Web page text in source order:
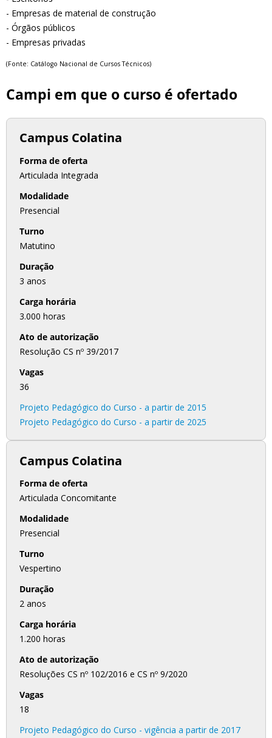
- Empresas de material de construção
- Órgãos públicos
- Empresas privadas
(Fonte: Catálogo Nacional de Cursos Técnicos)
Campi em que o curso é ofertado
Campus Colatina
Forma de oferta
Articulada Integrada
Modalidade
Presencial
Turno
Matutino
Duração
3 anos
Carga horária
3.000 horas
Ato de autorização
Resolução CS nº 39/2017
Vagas
36
Projeto Pedagógico do Curso - a partir de 2015
Projeto Pedagógico do Curso - a partir de 2025
Campus Colatina
Forma de oferta
Articulada Concomitante
Modalidade
Presencial
Turno
Vespertino
Duração
2 anos
Carga horária
1.200 horas
Ato de autorização
Resoluções CS nº 102/2016 e CS nº 9/2020
Vagas
18
Projeto Pedagógico do Curso - vigência a partir de 2017